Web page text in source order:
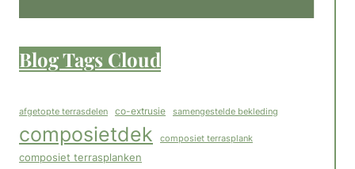
Blog Tags Cloud
afgetopte terrasdelen co-extrusie samengestelde bekleding
composietdek composiet terrasplank
composiet terrasplanken